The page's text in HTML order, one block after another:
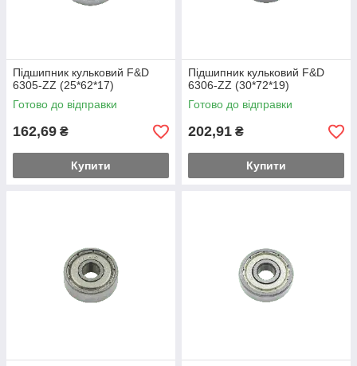
Підшипник кульковий F&D
6305-ZZ (25*62*17)
Готово до відправки
162,69 ₴
Купити
Підшипник кульковий F&D
6306-ZZ (30*72*19)
Готово до відправки
202,91 ₴
Купити